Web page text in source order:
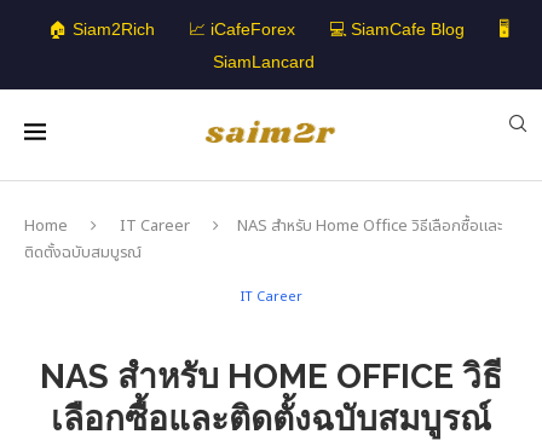
🏠 Siam2Rich 📈 iCafeForex 💻 SiamCafe Blog
🖥️
SiamLancard
Home IT Career
NAS สำหรับ Home Office วิธีเลือกซื้อและ
ติดตั้งฉบับสมบูรณ์
IT Career
NAS สำหรับ HOME OFFICE วิธี
เลือกซื้อและติดตั้งฉบับสมบูรณ์